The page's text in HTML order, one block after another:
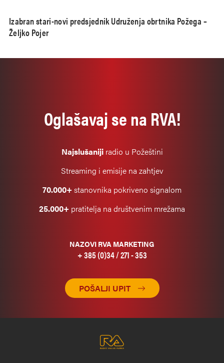
Izabran stari-novi predsjednik Udruženja obrtnika Požega –
Željko Pojer
Oglašavaj se na RVA!
Najslušanijiradio u Požeštini
Streaming i emisije na zahtjev
70.000+stanovnika pokriveno signalom
25.000+ pratitelja na društvenim mrežama
NAZOVI RVA MARKETING
+ 385 (0)34 / 271 - 353
POŠALJI UPIT